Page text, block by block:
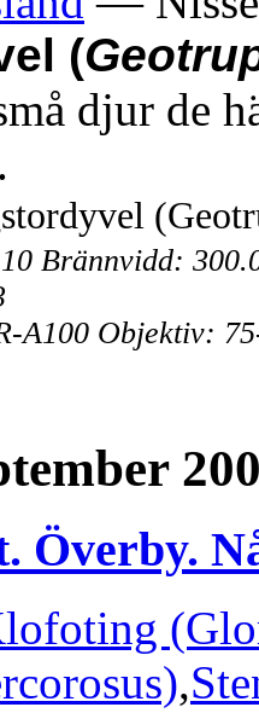
(
djur de
Brännvidd:
A100 Objektiv:
Överby.
,